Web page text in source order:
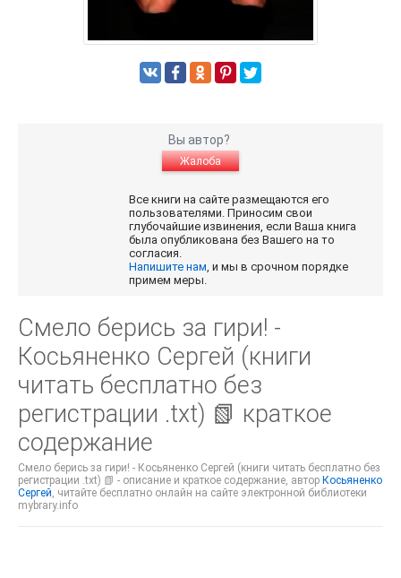
Вы автор?
Жалоба
Все книги на сайте размещаются его
пользователями. Приносим свои
глубочайшие извинения, если Ваша книга
была опубликована без Вашего на то
согласия.
Напишите нам , и мы в срочном порядке
примем меры.
Смело берись за гири! -
Косьяненко Сергей (книги
читать бесплатно без
регистрации .txt) 📗 краткое
содержание
Смело берись за гири! - Косьяненко Сергей (книги читать бесплатно без
регистрации .txt) 📗 - описание и краткое содержание, автор Косьяненко
Сергей, читайте бесплатно онлайн на сайте электронной библиотеки
mybrary.info